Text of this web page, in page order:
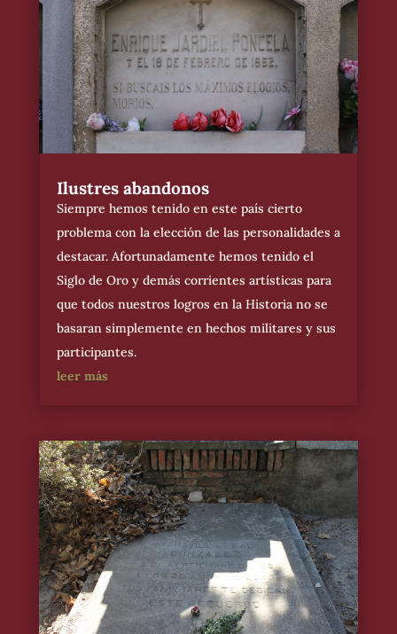
Ilustres abandonos
Siempre hemos tenido en este país cierto
problema con la elección de las personalidades a
destacar. Afortunadamente hemos tenido el
Siglo de Oro y demás corrientes artísticas para
que todos nuestros logros en la Historia no se
basaran simplemente en hechos militares y sus
participantes.
leer más